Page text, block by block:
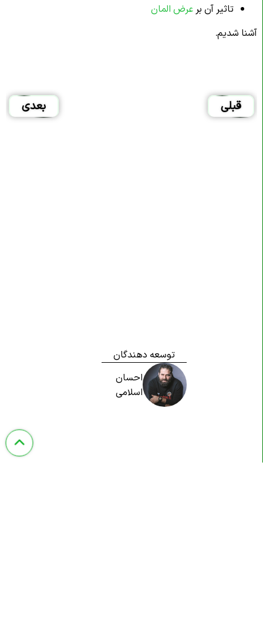
تاثیر آن بر عرض المان
آشنا شدیم.
قبلی بعدی
توسعه دهندگان
احسان
اسلامی